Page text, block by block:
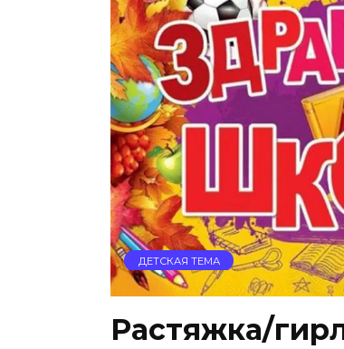
ДЕТСКАЯ ТЕМА
Растяжка/